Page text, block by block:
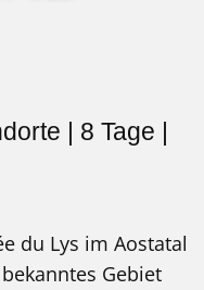
| 8 Tage |
du Lys im Aostatal
Gebiet